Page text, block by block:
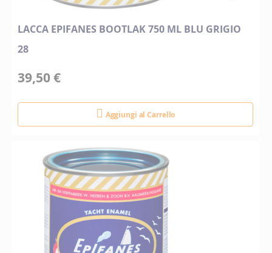
LACCA EPIFANES BOOTLAK 750 ML BLU GRIGIO
28
39,50 €
Aggiungi al Carrello